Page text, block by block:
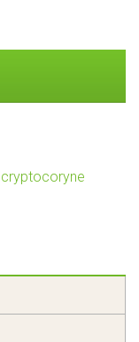
cryptocoryne